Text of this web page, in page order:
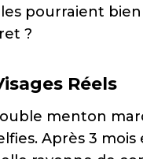
pourraient
?
Réels
menton
Après 3